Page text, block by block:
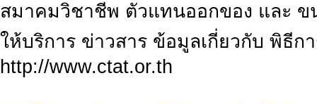
สมาคมวิชาชีพ ตัวแทนออกของ และ ข
ให้บริการ ข่าวสาร ข้อมูลเกี่ยวกับ พิธีก
http://www.ctat.or.th